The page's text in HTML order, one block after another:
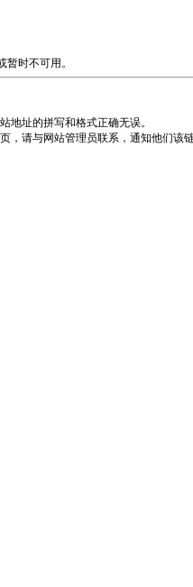
时不可用。
地址的拼写和格式正确无误。
，请与网站管理员联系，通知他们该